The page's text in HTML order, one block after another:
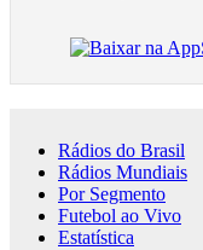
Rádios do Brasil
Rádios Mundiais
Por Segmento
Futebol ao Vivo
Estatística